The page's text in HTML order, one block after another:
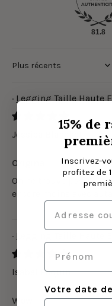
81.8
Sort by
Legging Taille Haute
Jessica Blanchet
Original
On ne trouve pas de
encore moins avec
Isabel Paquin
Wow
15% de
Inscrivez-
profitez de
Votre date